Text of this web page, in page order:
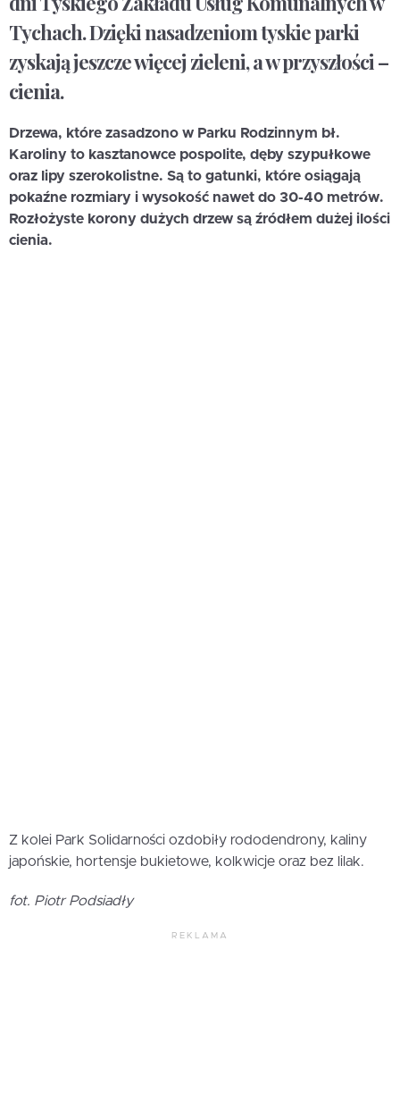
Tychach. Dzięki nasadzeniom tyskie parki
zyskają jeszcze więcej zieleni, a w przyszłości –
cienia.
Drzewa, które zasadzono w Parku Rodzinnym bł.
Karoliny to kasztanowce pospolite, dęby szypułkowe
oraz lipy szerokolistne. Są to gatunki, które osiągają
pokaźne rozmiary i wysokość nawet do 30-40 metrów.
Rozłożyste korony dużych drzew są źródłem dużej ilości
cienia.
Z kolei Park Solidarności ozdobiły rododendrony, kaliny
japońskie, hortensje bukietowe, kolkwicje oraz bez lilak.
fot. Piotr Podsiadły
REKLAMA